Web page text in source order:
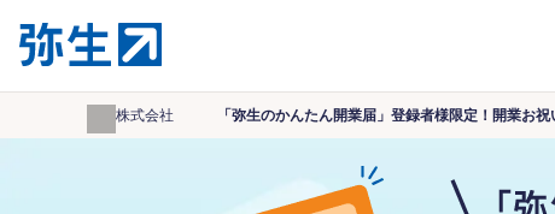
弥生株式会社 「弥生のかんたん開業届」登録者様限定！開業お